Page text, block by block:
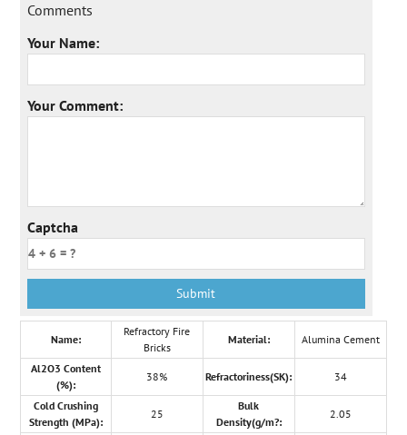
Comments
Your Name:
Your Comment:
Captcha
Name:
Refractory Fire
Bricks
Material: Alumina Cement
Al2O3 Content
(%):
38% Refractoriness(SK): 34
Cold Crushing
Strength (MPa):
25
Bulk
Density(g/m?:
2.05